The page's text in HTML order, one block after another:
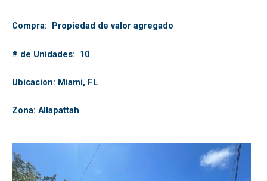
Compra: Propiedad de valor agregado
# de Unidades: 10
Ubicacion: Miami, FL
Zona: Allapattah